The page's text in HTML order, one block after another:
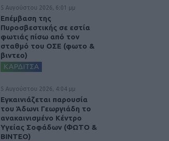
5 Αυγούστου 2026, 6:01 μμ
Επέμβαση της
Πυροσβεστικής σε εστία
φωτιάς πίσω από τον
σταθμό του ΟΣΕ (φωτο &
βιντεο)
ΚΑΡΔΙΤΣΑ
5 Αυγούστου 2026, 4:04 μμ
Εγκαινιάζεται παρουσία
του Άδωνι Γεωργιάδη το
ανακαινισμένο Κέντρο
Υγείας Σοφάδων (ΦΩΤΟ &
ΒΙΝΤΕΟ)